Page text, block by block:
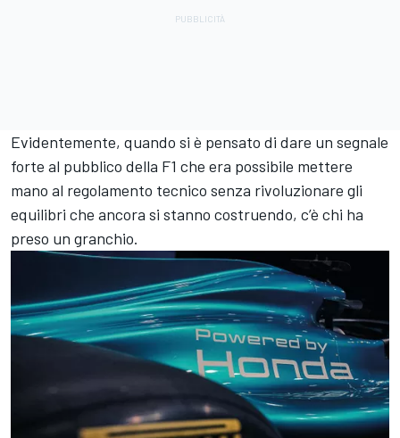
Evidentemente, quando si è pensato di dare un segnale
forte al pubblico della F1 che era possibile mettere
mano al regolamento tecnico senza rivoluzionare gli
equilibri che ancora si stanno costruendo, c’è chi ha
preso un granchio.